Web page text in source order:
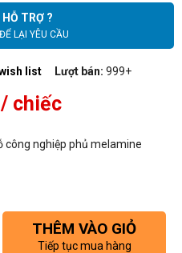
HỖ TRỢ ?
LẠI YÊU CẦU
list Lượt bán: 999+
/ chiếc
công nghiệp phủ melamine
THÊM VÀO GIỎ
Tiếp tục mua hàng